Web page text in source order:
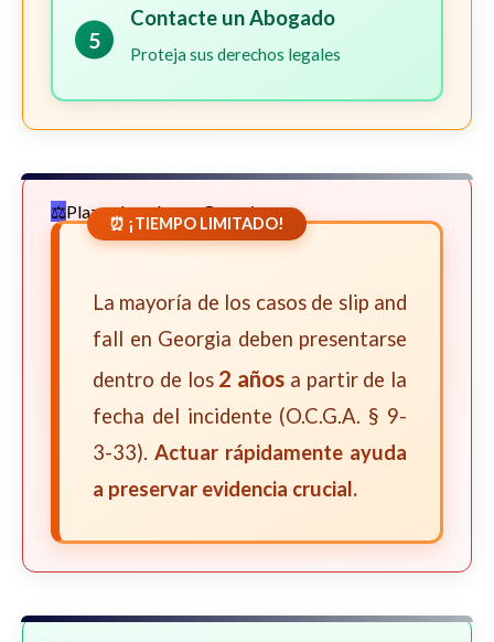
5
Contacte un Abogado
Proteja sus derechos legales
Plazos Legales en Georgia
⏰ ¡TIEMPO LIMITADO!
La mayoría de los casos de slip and
fall en Georgia deben presentarse
dentro de los 2 años a partir de la
fecha del incidente (O.C.G.A. § 9-
3-33). Actuar rápidamente ayuda
a preservar evidencia crucial.